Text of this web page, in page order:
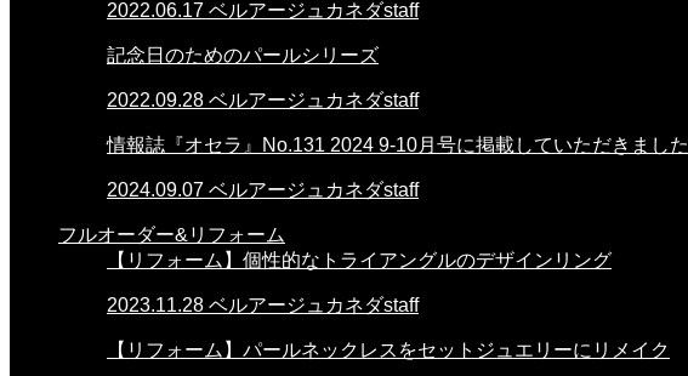
2022.06.17 ベルアージュカネダstaff
記念日のためのパールシリーズ
2022.09.28 ベルアージュカネダstaff
情報誌『オセラ』No.131 2024 9-10月号に掲載していただきました
2024.09.07 ベルアージュカネダstaff
フルオーダー&リフォーム
【リフォーム】個性的なトライアングルのデザインリング
2023.11.28 ベルアージュカネダstaff
【リフォーム】パールネックレスをセットジュエリーにリメイク